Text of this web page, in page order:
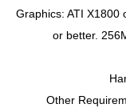
Graphics: ATI X1800
or better.
Other